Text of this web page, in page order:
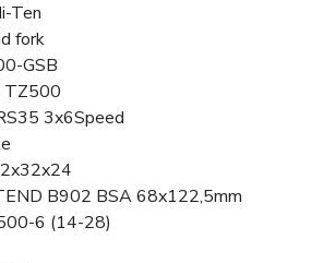
Ten
fork
GSB
TZ500
3x6Speed
B902 BSA 68x122,5mm
6 (14-28)